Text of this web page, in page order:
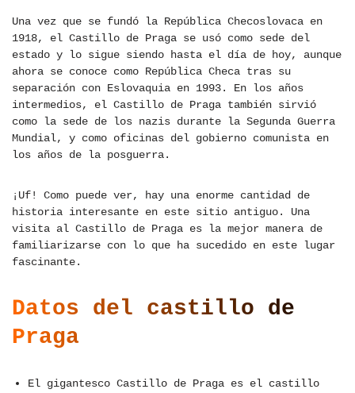
Una vez que se fundó la República Checoslovaca en
1918, el Castillo de Praga se usó como sede del
estado y lo sigue siendo hasta el día de hoy, aunque
ahora se conoce como República Checa tras su
separación con Eslovaquia en 1993. En los años
intermedios, el Castillo de Praga también sirvió
como la sede de los nazis durante la Segunda Guerra
Mundial, y como oficinas del gobierno comunista en
los años de la posguerra.
¡Uf! Como puede ver, hay una enorme cantidad de
historia interesante en este sitio antiguo. Una
visita al Castillo de Praga es la mejor manera de
familiarizarse con lo que ha sucedido en este lugar
fascinante.
Datos del castillo de
Praga
El gigantesco Castillo de Praga es el castillo